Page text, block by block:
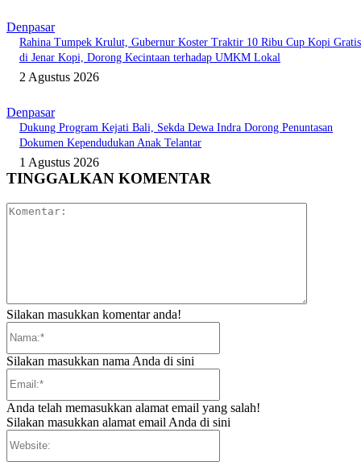
Denpasar
Rahina Tumpek Krulut, Gubernur Koster Traktir 10 Ribu Cup Kopi Gratis
di Jenar Kopi, Dorong Kecintaan terhadap UMKM Lokal
2 Agustus 2026
Denpasar
Dukung Program Kejati Bali, Sekda Dewa Indra Dorong Penuntasan
Dokumen Kependudukan Anak Telantar
1 Agustus 2026
TINGGALKAN KOMENTAR
Silakan masukkan komentar anda!
Silakan masukkan nama Anda di sini
Anda telah memasukkan alamat email yang salah!
Silakan masukkan alamat email Anda di sini